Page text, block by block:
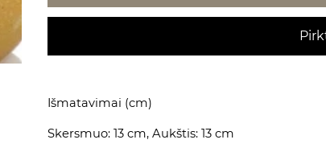
Išmatavimai (cm)
Skersmuo: 13 cm, Aukštis: 13 cm